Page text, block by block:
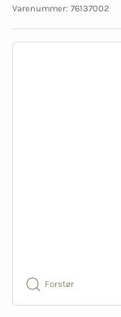
Varenummer: 76137002
Forstør